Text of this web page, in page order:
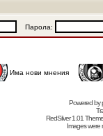
Парола:
Има нови мнения
Powered by
RedSilver 1.01
Images were